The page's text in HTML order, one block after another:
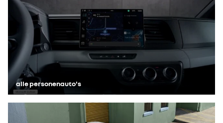
alle personenauto's